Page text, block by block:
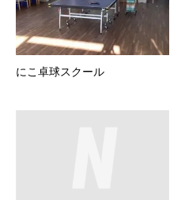
にこ卓球スクール